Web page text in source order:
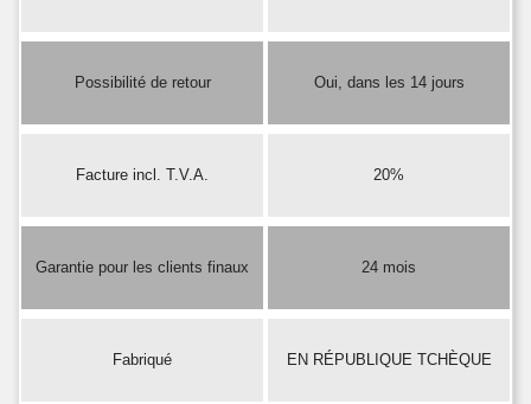
Possibilité de retour Oui, dans les 14 jours
Facture incl. T.V.A. 20%
Garantie pour les clients finaux 24 mois
Fabriqué EN RÉPUBLIQUE TCHÈQUE